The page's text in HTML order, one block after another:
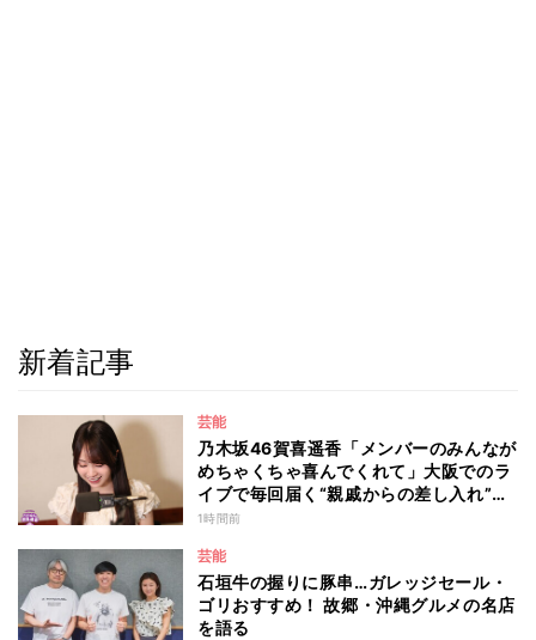
新着記事
芸能
乃木坂46賀喜遥香「メンバーのみんなが
めちゃくちゃ喜んでくれて」大阪でのラ
イブで毎回届く“親戚からの差し入れ”と
は？
1時間前
芸能
石垣牛の握りに豚串…ガレッジセール・
ゴリおすすめ！ 故郷・沖縄グルメの名店
を語る